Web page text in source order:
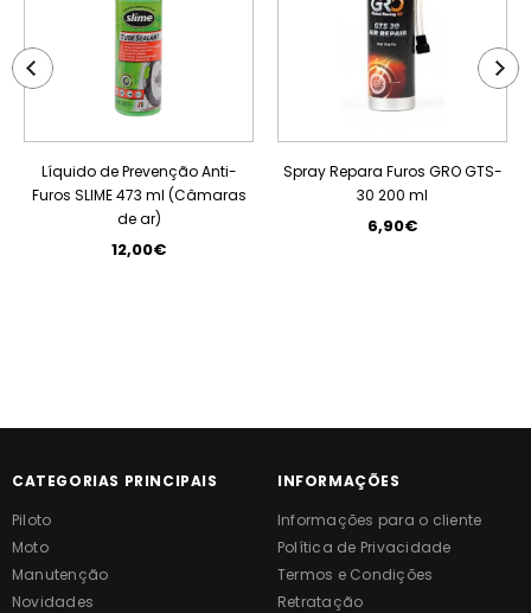
Líquido de Prevenção Anti-
Furos SLIME 473 ml (Câmaras
de ar)
12,00€
Spray Repara Furos GRO GTS-
30 200 ml
6,90€
CATEGORIAS PRINCIPAIS
Piloto
Moto
Manutenção
Novidades
INFORMAÇÕES
Informações para o cliente
Política de Privacidade
Termos e Condições
Retratação